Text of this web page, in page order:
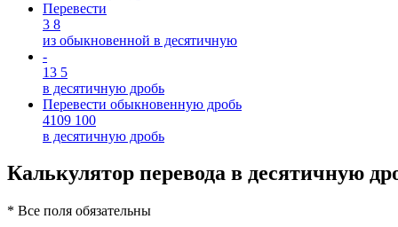
Перевести
3 8
из обыкновенной в десятичную
-
13 5
в десятичную дробь
Перевести обыкновенную дробь
4109 100
в десятичную дробь
Калькулятор перевода в десятичную
* Все поля обязательны